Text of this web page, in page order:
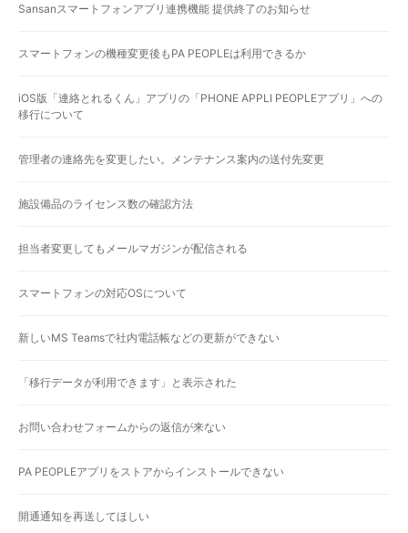
Sansanスマートフォンアプリ連携機能 提供終了のお知らせ
スマートフォンの機種変更後もPA PEOPLEは利用できるか
iOS版「連絡とれるくん」アプリの「PHONE APPLI PEOPLEアプリ」への
移行について
管理者の連絡先を変更したい。メンテナンス案内の送付先変更
施設備品のライセンス数の確認方法
担当者変更してもメールマガジンが配信される
スマートフォンの対応OSについて
新しいMS Teamsで社内電話帳などの更新ができない
「移行データが利用できます」と表示された
お問い合わせフォームからの返信が来ない
PA PEOPLEアプリをストアからインストールできない
開通通知を再送してほしい